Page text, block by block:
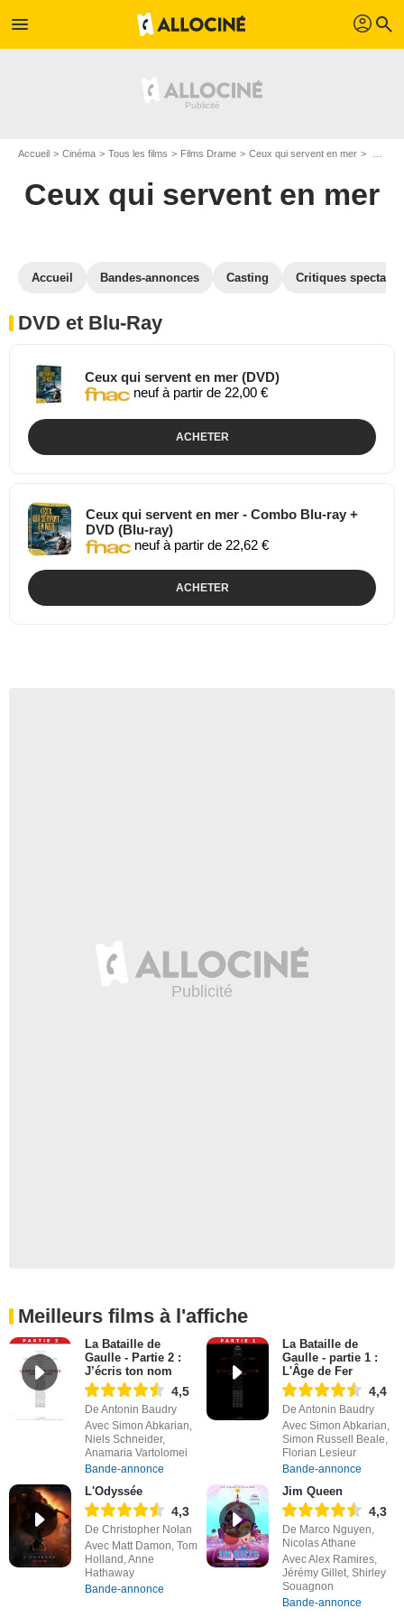
menu profil search
Accueil Cinéma Tous les films Films Drame Ceux qui servent en mer
Ceux qui servent en mer
Accueil Bandes-annonces Casting Critiques
DVD et Blu-Ray
Ceux qui servent en mer (DVD)
neuf à partir de 22,00 €
ACHETER
Ceux qui servent en mer - Combo Blu-ray +
DVD (Blu-ray)
neuf à partir de 22,62 €
ACHETER
Meilleurs films à l'affiche
La Bataille de
Gaulle - Partie 2 :
J’écris ton nom
4,5
De Antonin Baudry
Avec Simon Abkarian,
Niels Schneider,
Anamaria Vartolomei
Bande-annonce
La Bataille de
Gaulle - partie 1 :
L'Âge de Fer
4,4
De Antonin Baudry
Avec Simon Abkarian,
Simon Russell Beale,
Florian Lesieur
Bande-annonce
L'Odyssée
4,3
De Christopher Nolan
Avec Matt Damon, Tom
Holland, Anne
Hathaway
Bande-annonce
Jim Queen
4,3
De Marco Nguyen,
Nicolas Athane
Avec Alex Ramires,
Jérémy Gillet, Shirley
Souagnon
Bande-annonce